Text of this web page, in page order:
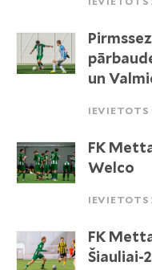
un
IEVIETOTS
FK
Welco
FK
Šiauliai-2